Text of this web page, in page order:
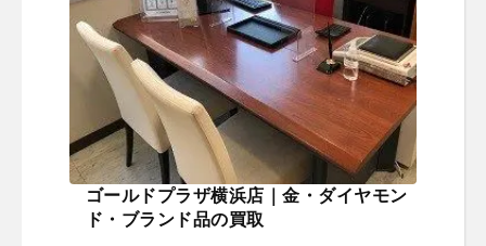
ゴールドプラザ横浜店｜金・ダイヤモン
ド・ブランド品の買取